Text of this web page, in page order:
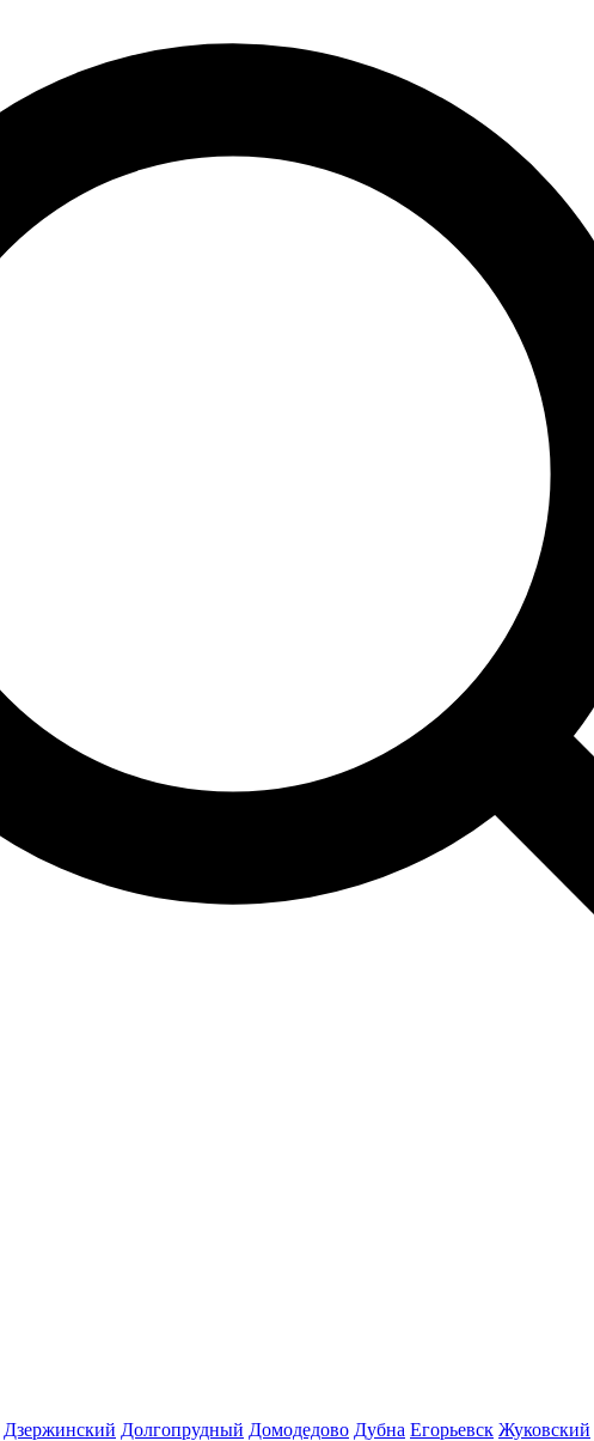
Дзержинский Долгопрудный Домодедово Дубна Егорьевск Жуковский